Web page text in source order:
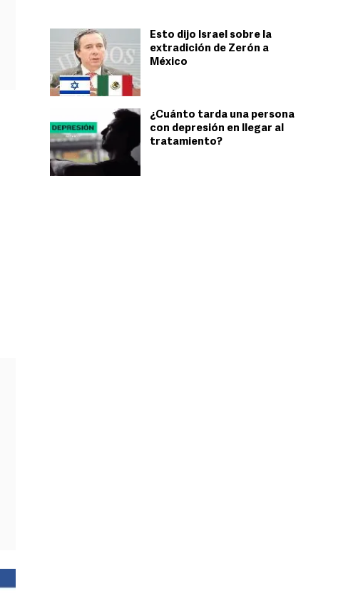
Esto dijo Israel sobre la
extradición de Zerón a
México
¿Cuánto tarda una persona
con depresión en llegar al
tratamiento?